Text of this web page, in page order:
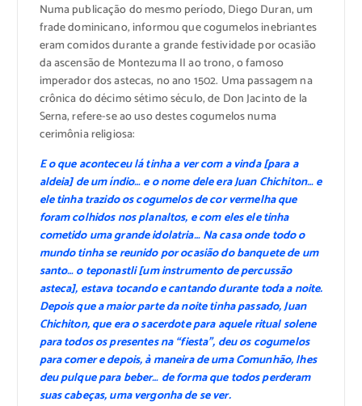
Numa publicação do mesmo período, Diego Duran, um
frade dominicano, informou que cogumelos inebriantes
eram comidos durante a grande festividade por ocasião
da ascensão de Montezuma II ao trono, o famoso
imperador dos astecas, no ano 1502. Uma passagem na
crônica do décimo sétimo século, de Don Jacinto de la
Serna, refere-se ao uso destes cogumelos numa
cerimônia religiosa:
E o que aconteceu lá tinha a ver com a vinda [para a
aldeia] de um índio… e o nome dele era Juan Chichiton… e
ele tinha trazido os cogumelos de cor vermelha que
foram colhidos nos planaltos, e com eles ele tinha
cometido uma grande idolatria… Na casa onde todo o
mundo tinha se reunido por ocasião do banquete de um
santo… o teponastli [um instrumento de percussão
asteca], estava tocando e cantando durante toda a noite.
Depois que a maior parte da noite tinha passado, Juan
Chichiton, que era o sacerdote para aquele ritual solene
para todos os presentes na “fiesta”, deu os cogumelos
para comer e depois, à maneira de uma Comunhão, lhes
deu pulque para beber… de forma que todos perderam
suas cabeças, uma vergonha de se ver.